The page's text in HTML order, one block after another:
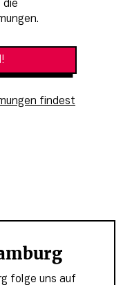
findest
folge uns auf